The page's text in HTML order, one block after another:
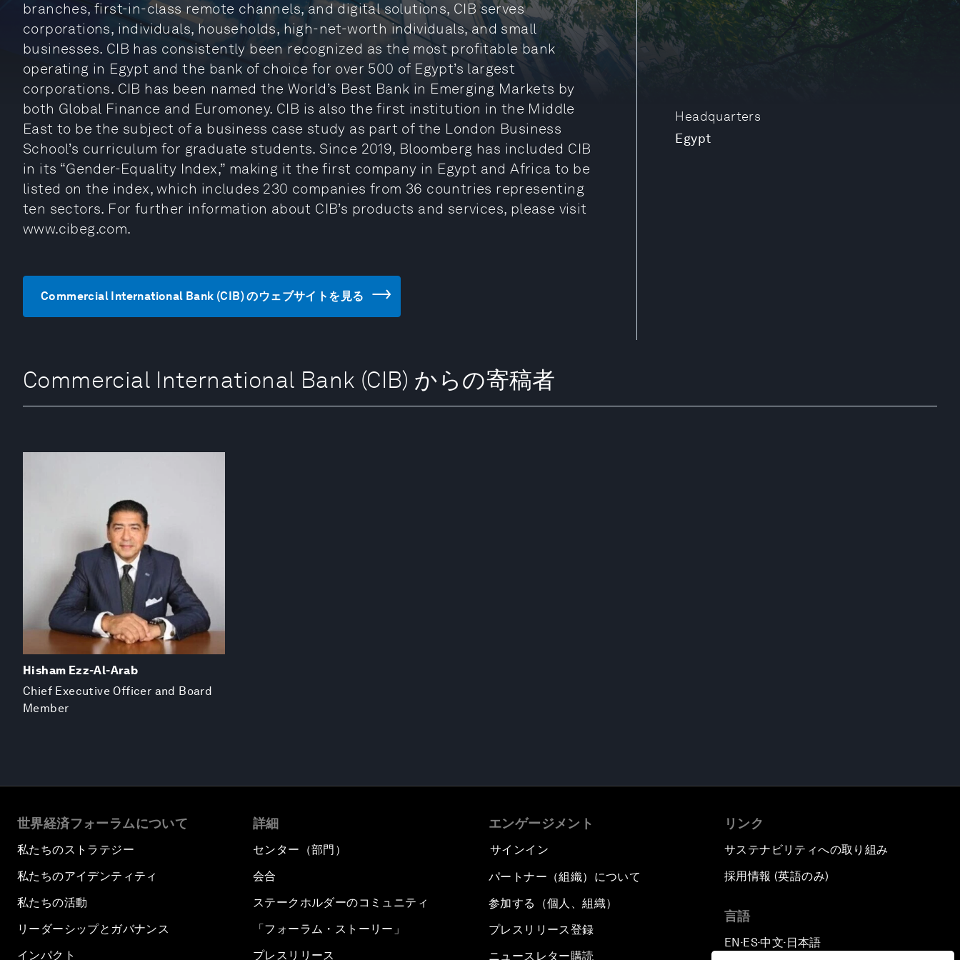
Headquarters
Egypt
branches, first-in-class remote channels, and digital solutions, CIB serves
corporations, individuals, households, high-net-worth individuals, and small
businesses. CIB has consistently been recognized as the most profitable bank
operating in Egypt and the bank of choice for over 500 of Egypt’s largest
corporations. CIB has been named the World’s Best Bank in Emerging Markets by
both Global Finance and Euromoney. CIB is also the first institution in the Middle
East to be the subject of a business case study as part of the London Business
School’s curriculum for graduate students. Since 2019, Bloomberg has included CIB
in its “Gender-Equality Index,” making it the first company in Egypt and Africa to be
listed on the index, which includes 230 companies from 36 countries representing
ten sectors. For further information about CIB’s products and services, please visit
www.cibeg.com.
Commercial International Bank (CIB) のウェブサイトを見る
Commercial International Bank (CIB) からの寄稿者
Hisham Ezz-Al-Arab
Chief Executive Officer and Board
Member
世界経済フォーラムについて
私たちのストラテジー
私たちのアイデンティティ
私たちの活動
リーダーシップとガバナンス
インパクト
詳細
センター（部門）
会合
ステークホルダーのコミュニティ
「フォーラム・ストーリー」
プレスリリース
エンゲージメント
サインイン
パートナー（組織）について
参加する（個人、組織）
プレスリリース登録
ニュースレター購読
リンク
サステナビリティへの取り組み
採用情報 (英語のみ)
言語
EN ▪ES▪中文▪ 日本語